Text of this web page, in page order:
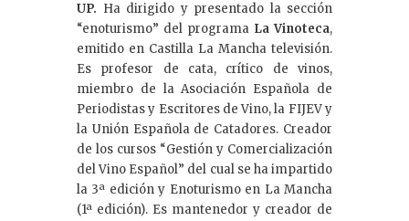
UP. Ha dirigido y presentado la sección
“enoturismo” del programa La Vinoteca,
emitido en Castilla La Mancha televisión.
Es profesor de cata, crítico de vinos,
miembro de la Asociación Española de
Periodistas y Escritores de Vino, la FIJEV y
la Unión Española de Catadores. Creador
de los cursos “Gestión y Comercialización
del Vino Español” del cual se ha impartido
la 3ª edición y Enoturismo en La Mancha
(1ª edición). Es mantenedor y creador de